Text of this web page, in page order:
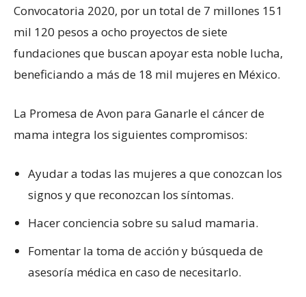
Convocatoria 2020, por un total de 7 millones 151
mil 120 pesos a ocho proyectos de siete
fundaciones que buscan apoyar esta noble lucha,
beneficiando a más de 18 mil mujeres en México.
La Promesa de Avon para Ganarle el cáncer de
mama integra los siguientes compromisos:
Ayudar a todas las mujeres a que conozcan los
signos y que reconozcan los síntomas.
Hacer conciencia sobre su salud mamaria.
Fomentar la toma de acción y búsqueda de
asesoría médica en caso de necesitarlo.